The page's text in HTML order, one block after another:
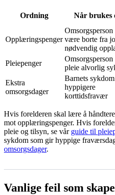
Ordning Når brukes
Opplæringspenger
Omsorgsperson
være borte fra
nødvendig
Pleiepenger
Omsorgsperson
pleie alvorlig
Ekstra
omsorgsdager
Barnets
hyppigere
korttidsfravær
Hvis forelderen skal lære å
mot opplæringspenger. Hvis
pleie og tilsyn, se vår guide til
sykdom som gir hyppige
omsorgsdager.
Vanlige feil som